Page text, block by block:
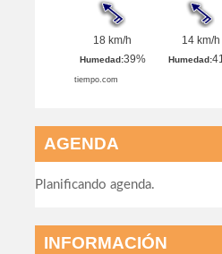
AGENDA
Planificando agenda.
INFORMACIÓN